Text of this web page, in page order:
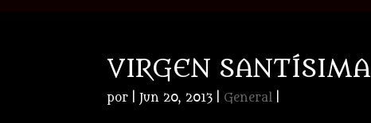
VIRGEN SANTÍSIMA
por |Jun 20, 2013 General